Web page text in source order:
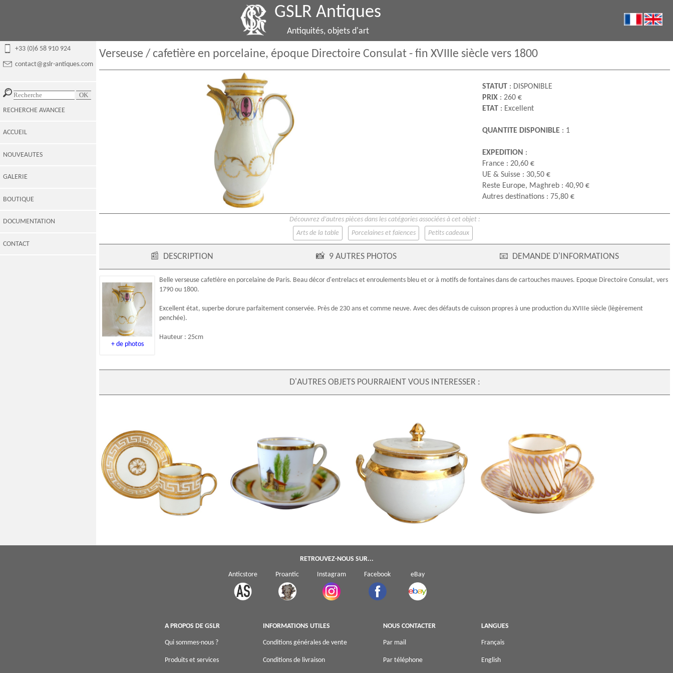
GSLR Antiques
Antiquités, objets d'art
+33 (0)6 58 910 924
contact@gslr-antiques.com
RECHERCHE AVANCEE
ACCUEIL
NOUVEAUTES
GALERIE
BOUTIQUE
DOCUMENTATION
CONTACT
Verseuse / cafetière en porcelaine, époque Directoire Consulat - fin XVIIIe siècle vers 1800
STATUT: DISPONIBLE
PRIX : 260 €
ETAT: Excellent
QUANTITE DISPONIBLE: 1
EXPEDITION :
France : 20,60 €
UE & Suisse : 30,50 €
Reste Europe, Maghreb : 40,90 €
Autres destinations : 75,80 €
Découvrez d’autres pièces dans les catégories associées à cet objet :
Arts de la table
Porcelaines et faïences Petits cadeaux
📰 DESCRIPTION 📸 9 AUTRES PHOTOS 📧 DEMANDE D'INFORMATIONS
+ de photos
Belle verseuse cafetière en porcelaine de Paris. Beau décor d'entrelacs et enroulements bleu et or à motifs de fontaines dans de cartouches mauves. Epoque Directoire Consulat, vers
1790 ou 1800.
Excellent état, superbe dorure parfaitement conservée. Près de 230 ans et comme neuve. Avec des défauts de cuisson propres à une production duXVIIIe siècle (lègèrement
penchée).
Hauteur : 25cm
D'AUTRES OBJETS POURRAIENT VOUS INTERESSER :
Tasse litron d'époque Empire en
porcelaine blanche et or attribuée à
Dagoty
Tasse à café Empire en porcelaine de
Paris dorée à l'or fin & paysage de
château - vers 1820
Sucrier d'époque Empire en porcelaine
de Paris attribué à la Manufacture
Schoelcher
Dagoty : tasse à café de forme litron
Egyptienne en porcelaine de Paris,
époque Empire - signée
RETROUVEZ-NOUS SUR...
Anticstore Proantic Instagram Facebook eBay
A PROPOS DE GSLR
Qui sommes-nous ?
Produits et services
INFORMATIONS UTILES
Conditions générales de vente
Conditions de livraison
NOUS CONTACTER
Par mail
Par téléphone
LANGUES
Français
English